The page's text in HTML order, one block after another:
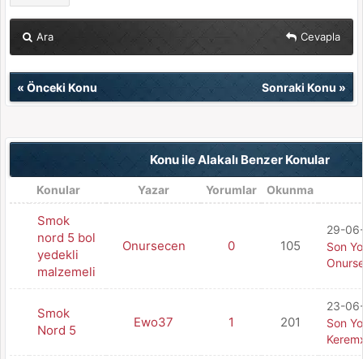
Ara Cevapla
« Önceki Konu Sonraki Konu »
Konu ile Alakalı Benzer Konular
Konular Yazar Yorumlar Okunma
Smok
nord 5 bol
yedekli
malzemeli
Onursecen 0 105
29-
Son
Smok
Nord 5
Ewo37 1 201
23-
Son